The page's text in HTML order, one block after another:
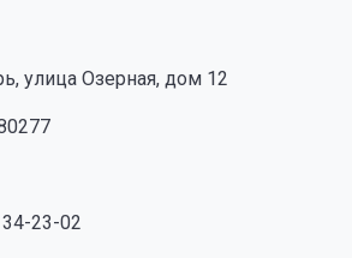
улица Озерная, дом 12
23-02